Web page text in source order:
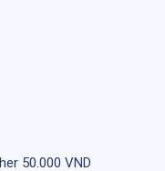
50.000 VND